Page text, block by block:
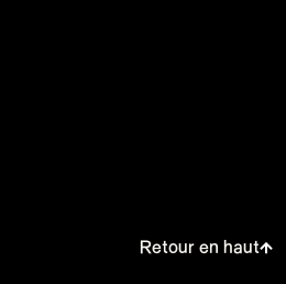
Retour en haut